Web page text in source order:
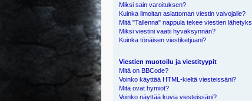
Miksi sain varoituksen?
Kuinka ilmoitan asiattoman viestin valvojalle?
Mitä "Tallenna" nappula tekee viestien
Miksi viestini vaatii hyväksynnän?
Kuinka tönäisen viestiketjuani?
Viestien muotoilu ja viestityypit
Mitä on BBCode?
Voinko käyttää HTML-kieltä viesteissäni?
Mitä ovat hymiöt?
Voinko näyttää kuvia viesteissäni?